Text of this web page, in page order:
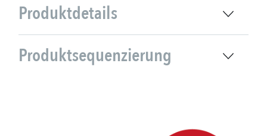
Produktdetails
Produktsequenzierung